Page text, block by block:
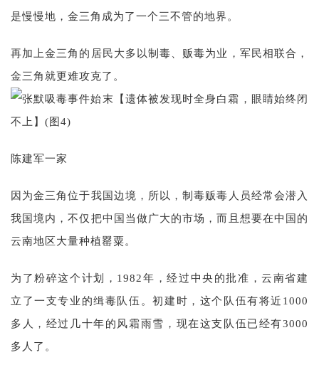
是慢慢地，金三角成为了一个三不管的地界。
再加上金三角的居民大多以制毒、贩毒为业，军民相联合，
金三角就更难攻克了。
陈建军一家
因为金三角位于我国边境，所以，制毒贩毒人员经常会潜入
我国境内，不仅把中国当做广大的市场，而且想要在中国的
云南地区大量种植罂粟。
为了粉碎这个计划，1982年，经过中央的批准，云南省建
立了一支专业的缉毒队伍。初建时，这个队伍有将近1000
多人，经过几十年的风霜雨雪，现在这支队伍已经有3000
多人了。